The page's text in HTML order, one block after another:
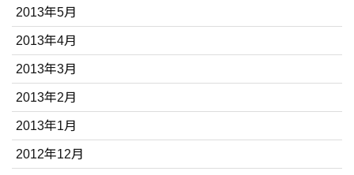
2013年5月
2013年4月
2013年3月
2013年2月
2013年1月
2012年12月